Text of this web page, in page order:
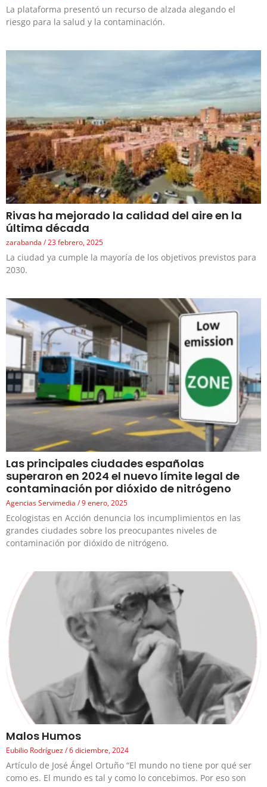
La plataforma presentó un recurso de alzada alegando el
riesgo para la salud y la contaminación.
Rivas ha mejorado la calidad del aire en la
última década
zarabanda 23 febrero, 2025
La ciudad ya cumple la mayoría de los objetivos previstos para
2030.
Las principales ciudades españolas
superaron en 2024 el nuevo límite legal de
contaminación por dióxido de nitrógeno
Agencias Servimedia 9 enero, 2025
Ecologistas en Acción denuncia los incumplimientos en las
grandes ciudades sobre los preocupantes niveles de
contaminación por dióxido de nitrógeno.
Malos Humos
Eubilio Rodríguez 6 diciembre, 2024
Artículo de José Ángel Ortuño “El mundo no tiene por qué ser
como es. El mundo es tal y como lo concebimos. Por eso son